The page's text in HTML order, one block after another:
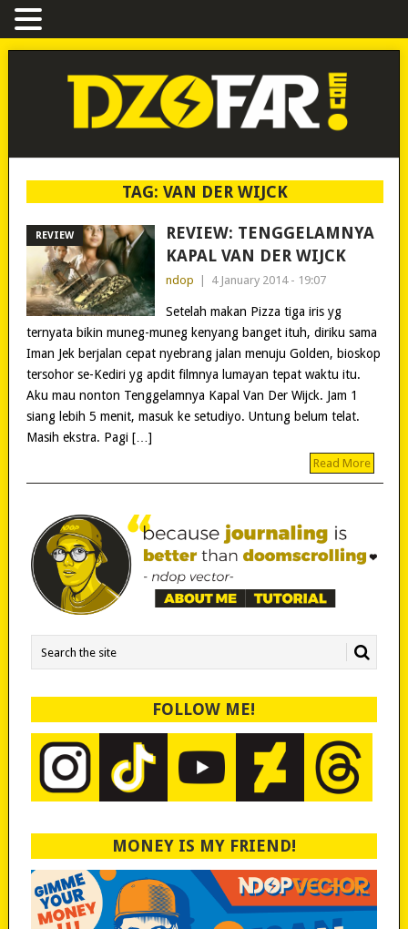
TAG: VAN DER WIJCK
REVIEW
REVIEW: TENGGELAMNYA
KAPAL VAN DER WIJCK
ndop 4 January 2014 - 19:07
Setelah makan Pizza tiga iris yg
ternyata bikin muneg-muneg kenyang banget ituh, diriku sama
Iman Jek berjalan cepat nyebrang jalan menuju Golden, bioskop
tersohor se-Kediri yg apdit filmnya lumayan tepat waktu itu.
Aku mau nonton Tenggelamnya Kapal Van Der Wijck. Jam 1
siang lebih 5 menit, masuk ke setudiyo. Untung belum telat.
Masih ekstra. Pagi […]
Read More
FOLLOW ME!
MONEY IS MY FRIEND!